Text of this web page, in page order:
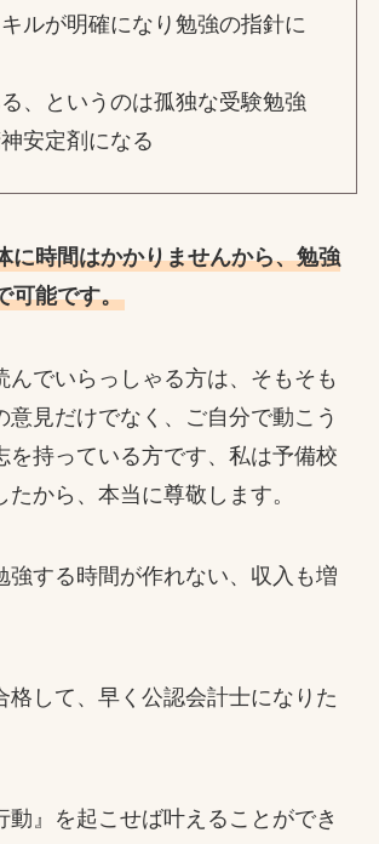
キルが明確になり勉強の指針に
る、というのは孤独な受験勉強
安定剤になる
に時間はかかりませんから、勉強
可能です。
んでいらっしゃる方は、そもそも
意見だけでなく、ご自分で動こう
を持っている方です、私は予備校
から、本当に尊敬します。
強する時間が作れない、収入も増
格して、早く公認会計士になりた
動』を起こせば叶えることができ